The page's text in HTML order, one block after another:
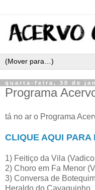
quarta-feira, 30 de
Programa
tá no ar o Programa
CLIQUE AQUI PARA
1) Feitiço da Vila
2) Choro em Fa Menor
3) Conversa de
Heraldo do Cavaquinho